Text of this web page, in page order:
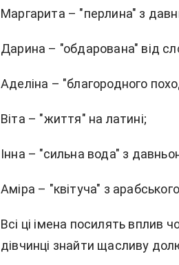
Маргарита – "перлина" з
Дарина – "обдарована" від
Аделіна – "благородного
Віта – "життя" на латині;
Інна – "сильна вода" з
Аміра – "квітуча" з
Всі ці імена посилять вплив
дівчинці знайти щасливу